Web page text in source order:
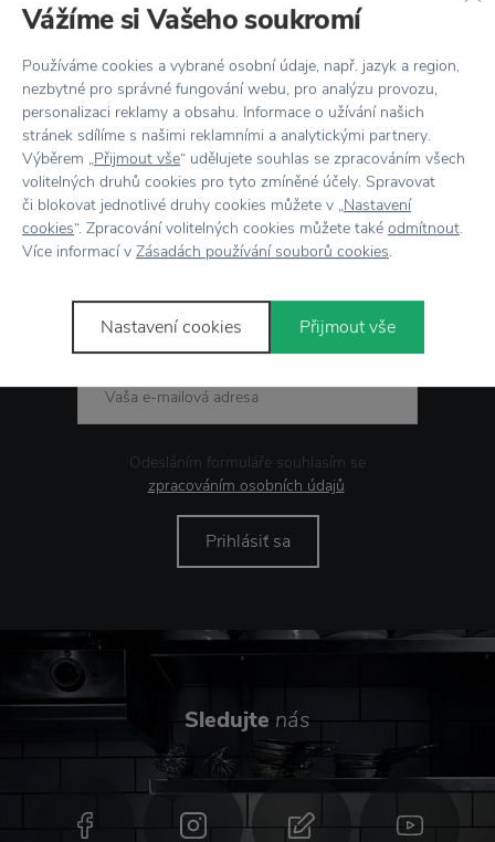
Koktailový šejker s
odmerkou
95,74 € 67,02 €
Novinky e-mailom
Odesláním formuláře souhlasím se
zpracováním osobních údajů.
Prihlásiť sa
Sledujte nás
Vážíme si Vašeho soukromí
Používáme cookies a vybrané osobní údaje, např. jazyk a region,
nezbytné pro správné fungování webu, pro analýzu provozu,
personalizaci reklamy a obsahu. Informace o užívání našich
stránek sdílíme s našimi reklamními a analytickými partnery.
Výběrem „Přijmout vše“ udělujete souhlas se zpracováním všech
volitelných druhů cookies pro tyto zmíněné účely. Spravovat
či blokovat jednotlivé druhy cookies můžete v „Nastavení
cookies“. Zpracování volitelných cookies můžete také odmítnout.
Více informací v Zásadách používání souborů cookies.
Nastavení cookies Přijmout vše